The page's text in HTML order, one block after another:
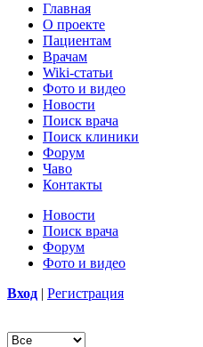
Главная
О проекте
Пациентам
Врачам
Wiki-статьи
Фото и видео
Новости
Поиск врача
Поиск клиники
Форум
Чаво
Контакты
Новости
Поиск врача
Форум
Фото и видео
Вход | Регистрация